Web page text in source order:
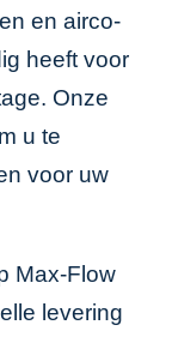
en airco-
heeft voor
Onze
u te
voor uw
Max-Flow
levering